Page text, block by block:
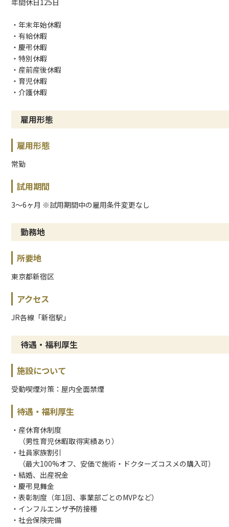
・年末年始休暇
・有給休暇
・慶弔休暇
・特別休暇
・産前産後休暇
・育児休暇
・介護休暇
雇用形態
雇用形態
常勤
試用期間
3〜6ヶ月 ※試用期間中の雇用条件変更なし
勤務地
所要地
東京都新宿区
アクセス
JR各線「新宿駅」
待遇・福利厚生
施設について
受動喫煙対策：屋内全面禁煙
待遇・福利厚生
・産休育休制度
（男性育児休暇取得実績あり）
・社員家族割引
（最大100%オフ、安価で施術・ドクターズコスメの購入可）
・結婚、出産祝金
・慶弔見舞金
・表彰制度（年1回、事業部ごとのMVPなど）
・インフルエンザ予防接種
・社会保険完備